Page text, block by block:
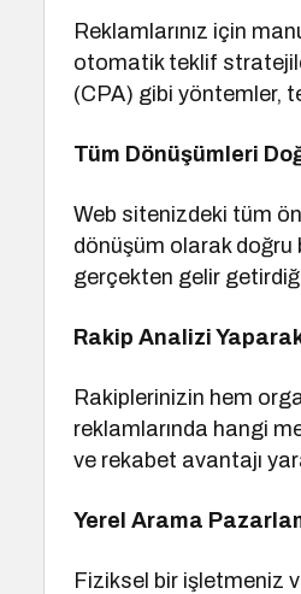
Reklamlarınız için
otomatik teklif
(CPA) gibi yöntemler,
Tüm Dönüşümleri
Web sitenizdeki tüm
dönüşüm olarak doğru
gerçekten gelir
Rakip Analizi
Rakiplerinizin hem
reklamlarında hangi
ve rekabet avantajı
Yerel Arama
Fiziksel bir işletmeniz